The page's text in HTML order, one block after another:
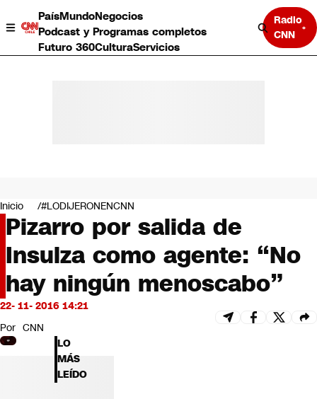
PaísMundoNegocios
Podcast y Programas completos
Futuro 360CulturaServicios
Radio
CNN
Negocios
Deportes
Programas completos
Cultura
Servicios
Bits
CNN Data
CNN tiempo
Futuro 360
Opinión
Inicio #LODIJERONENCNN
Pizarro por salida de
Insulza como agente: “No
hay ningún menoscabo”
22- 11- 2016 14:21
Por CNN
LO
MÁS
LEÍDO